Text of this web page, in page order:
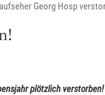
Georg Hosp
plötzlich verstorben!